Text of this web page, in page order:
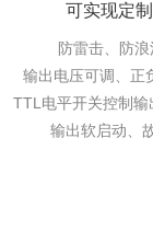
可实现定
防雷击、防
输出电压可调、正
TTL电平开关控制
输出软启动、